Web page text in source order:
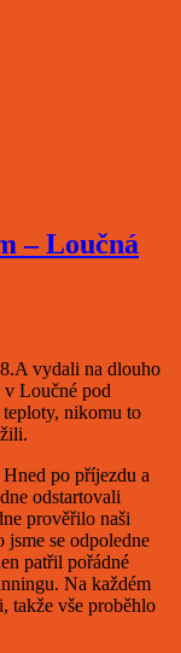
– Loučná
vydali na dlouho
Loučné pod
nikomu to
po příjezdu a
odstartovali
prověřilo naši
jsme se odpoledne
patřil pořádné
Na každém
takže vše proběhlo